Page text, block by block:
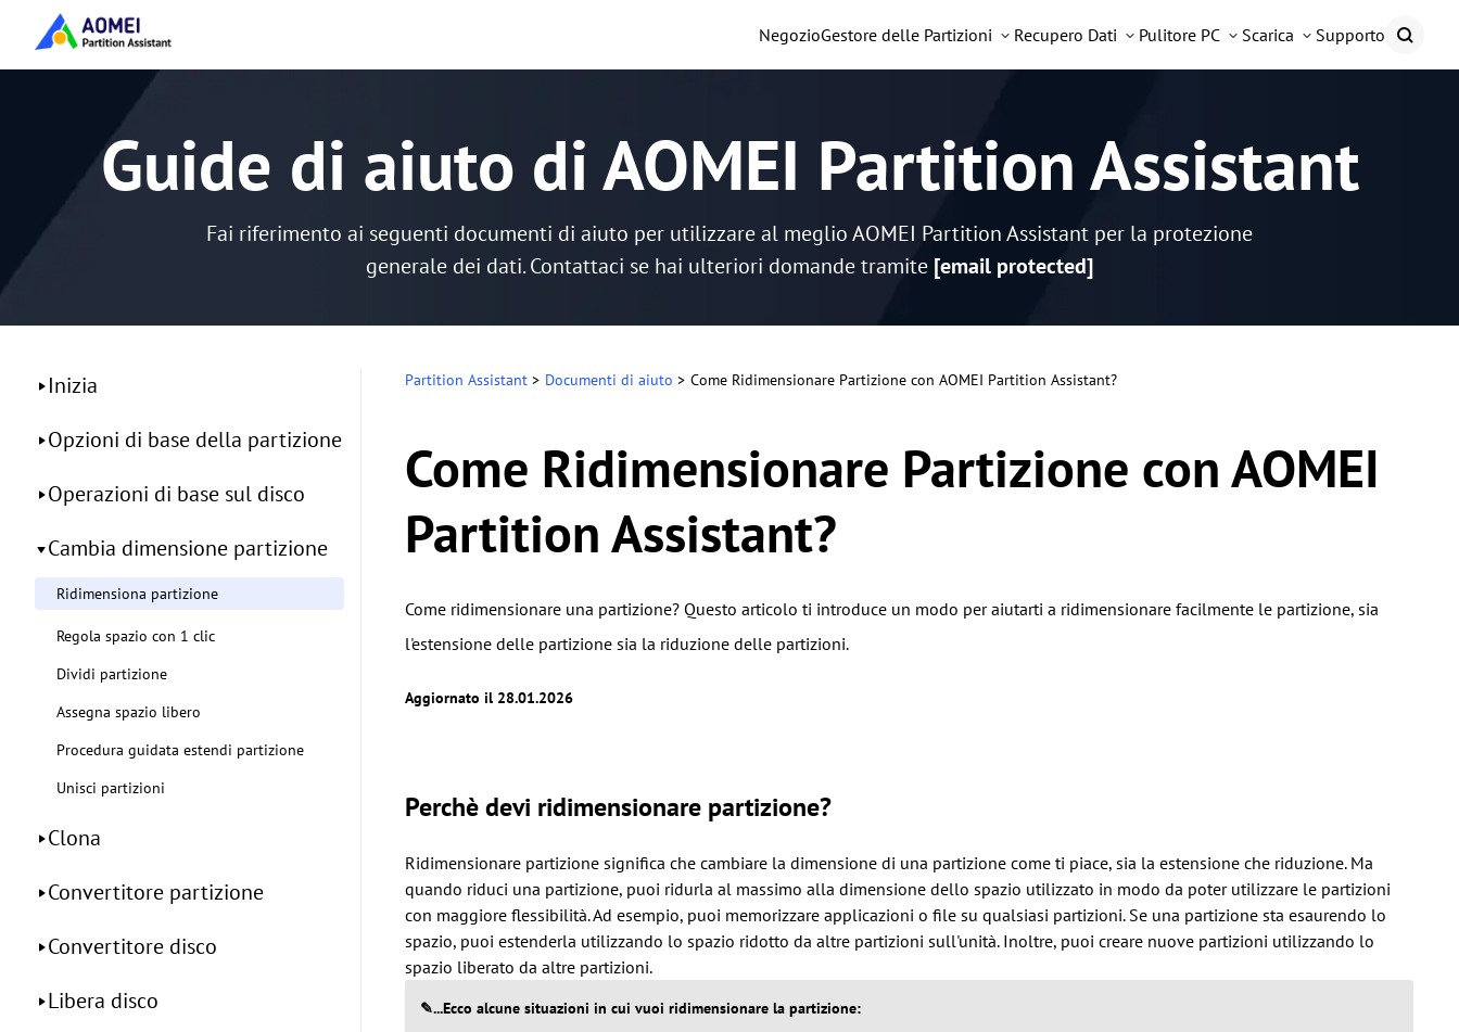
NegozioGestore delle Partizioni Recupero Dati Pulitore PC Scarica Supporto
Guide di aiuto di AOMEI Partition Assistant
Fai riferimento ai seguenti documenti di aiuto per utilizzare al meglio AOMEI Partition Assistant per la protezione
generale dei dati. Contattaci se hai ulteriori domande tramite [email protected]
Inizia
Opzioni di base della partizione
Operazioni di base sul disco
Cambia dimensione partizione
Ridimensiona partizione
Regola spazio con 1 clic
Dividi partizione
Assegna spazio libero
Procedura guidata estendi partizione
Unisci partizioni
Clona
Convertitore partizione
Convertitore disco
Libera disco
Partition Assistant > Documenti di aiuto > Come Ridimensionare Partizione con AOMEI Partition Assistant?
Come Ridimensionare Partizione con AOMEI
Partition Assistant?
Come ridimensionare una partizione? Questo articolo ti introduce un modo per aiutarti a ridimensionare facilmente le partizione, sia
l'estensione delle partizione sia la riduzione delle partizioni.
Aggiornato il 28.01.2026
Perchè devi ridimensionare partizione?
Ridimensionare partizione significa che cambiare la dimensione di una partizione come ti piace, sia la estensione che riduzione. Ma
quando riduci una partizione, puoi ridurla al massimo alla dimensione dello spazio utilizzato in modo da poter utilizzare le partizioni
con maggiore flessibilità. Ad esempio, puoi memorizzare applicazioni o file su qualsiasi partizioni. Se una partizione sta esaurendo lo
spazio, puoi estenderla utilizzando lo spazio ridotto da altre partizioni sull'unità. Inoltre, puoi creare nuove partizioni utilizzando lo
spazio liberato da altre partizioni.
✎...Ecco alcune situazioni in cui vuoi ridimensionare la partizione: